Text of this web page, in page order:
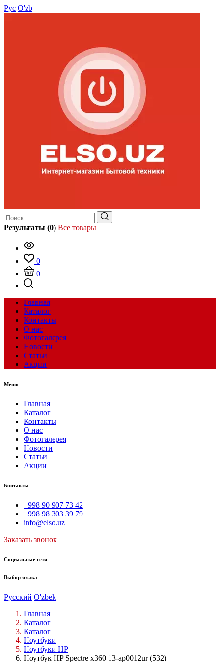
Рус O'zb
Результаты (0) Все товары
0
0
Главная
Каталог
Контакты
О нас
Фотогалерея
Новости
Статьи
Акции
Меню
Главная
Каталог
Контакты
О нас
Фотогалерея
Новости
Статьи
Акции
Контакты
+998 90 907 73 42
+998 98 303 39 79
info@elso.uz
Заказать звонок
Социальные сети
Выбор языка
Русский O'zbek
Главная
Каталог
Каталог
Ноутбуки
Ноутбуки HP
Ноутбук HP Spectre x360 13-ap0012ur (532)